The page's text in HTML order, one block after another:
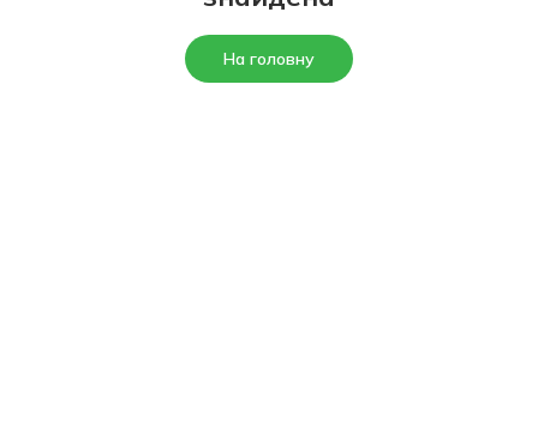
На головну